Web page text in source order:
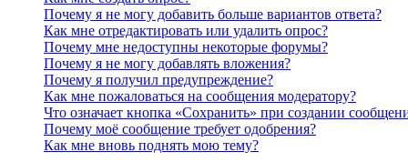
Почему я не могу добавить больше вариантов ответа?
Как мне отредактировать или удалить опрос?
Почему мне недоступны некоторые форумы?
Почему я не могу добавлять вложения?
Почему я получил предупреждение?
Как мне пожаловаться на сообщения модератору?
Что означает кнопка «Сохранить» при создании
Почему моё сообщение требует одобрения?
Как мне вновь поднять мою тему?